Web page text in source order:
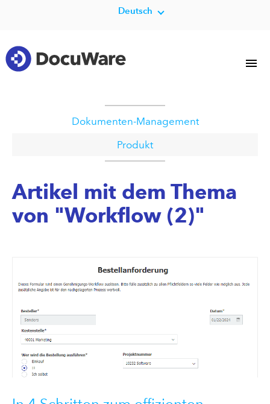
Deutsch
Dokumenten-Management
Produkt
Artikel mit dem Thema
von "Workflow (2)"